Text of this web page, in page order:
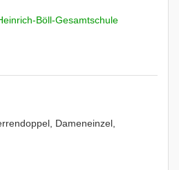
Böll-Gesamtschule
Dameneinzel,